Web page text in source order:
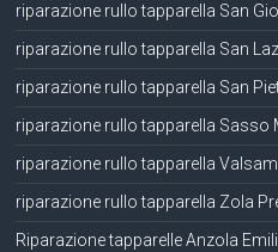
riparazione rullo tapparella San
riparazione rullo tapparella San
riparazione rullo tapparella San
riparazione rullo tapparella Sasso
riparazione rullo tapparella
riparazione rullo tapparella Zola
Riparazione tapparelle Anzola